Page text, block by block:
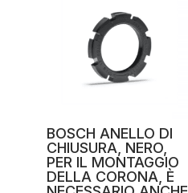
BOSCH ANELLO DI
CHIUSURA, NERO,
PER IL MONTAGGIO
DELLA CORONA, È